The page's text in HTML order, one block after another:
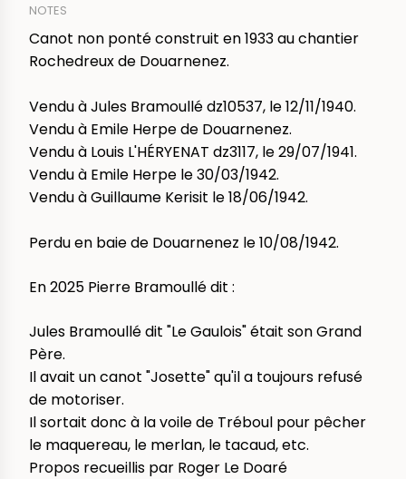
NOTES
Canot non ponté construit en 1933 au chantier
Rochedreux de Douarnenez.
Vendu à Jules Bramoullé dz10537, le 12/11/1940.
Vendu à Emile Herpe de Douarnenez.
Vendu à Louis L'HÉRYENAT dz3117, le 29/07/1941.
Vendu à Emile Herpe le 30/03/1942.
Vendu à Guillaume Kerisit le 18/06/1942.
Perdu en baie de Douarnenez le 10/08/1942.
En 2025 Pierre Bramoullé dit :
Jules Bramoullé dit "Le Gaulois" était son Grand
Père.
Il avait un canot "Josette" qu'il a toujours refusé
de motoriser.
Il sortait donc à la voile de Tréboul pour pêcher
le maquereau, le merlan, le tacaud, etc.
Propos recueillis par Roger Le Doaré